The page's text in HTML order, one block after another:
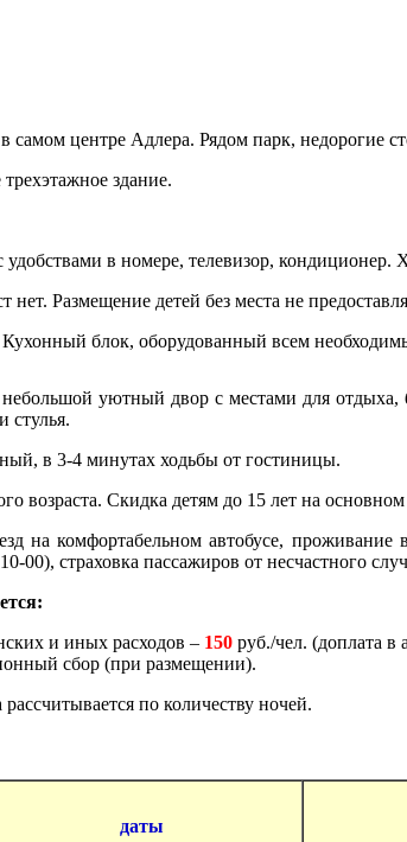
в самом центре Адлера. Рядом парк, недорогие
здание.
удобствами в номере, телевизор, кондиционер.
Размещение детей без места не
Кухонный блок, оборудованный всем
небольшой уютный двор с местами для отдыха,
стулья.
в 3-4 минутах ходьбы от гостиницы.
возраста. Скидка детям до 15 лет на основном
на комфортабельном автобусе,
00), страховка пассажиров от несчастного
и иных расходов – 150 руб./чел. (доплата в
сбор (при размещении).
рассчитывается по количеству ночей.
даты